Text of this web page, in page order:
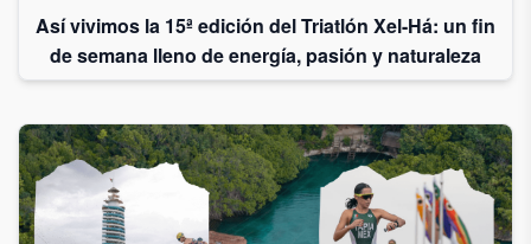
Así vivimos la 15ª edición del Triatlón Xel-Há: un fin
de semana lleno de energía, pasión y naturaleza